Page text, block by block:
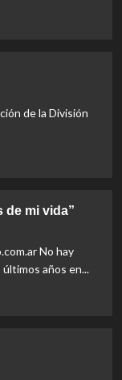
de la División
de mi vida”
No hay
años en...